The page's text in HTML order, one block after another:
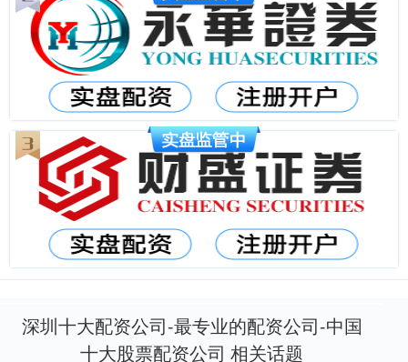
深圳十大配资公司-最专业的配资公司-中国
十大股票配资公司 相关话题